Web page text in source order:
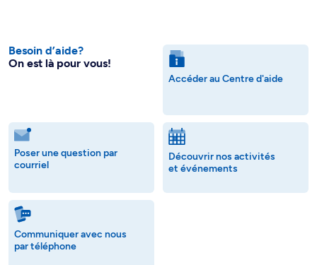
Besoin d’aide?
On est là pour vous!
Accéder au Centre d'aide
Poser une question par
courriel
Découvrir nos activités
et événements
Communiquer avec nous
par téléphone